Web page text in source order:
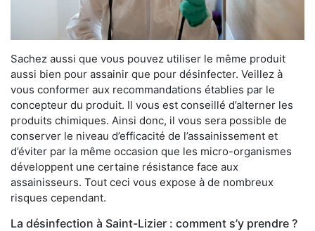
Sachez aussi que vous pouvez utiliser le même produit
aussi bien pour assainir que pour désinfecter. Veillez à
vous conformer aux recommandations établies par le
concepteur du produit. Il vous est conseillé d’alterner les
produits chimiques. Ainsi donc, il vous sera possible de
conserver le niveau d’efficacité de l’assainissement et
d’éviter par la même occasion que les micro-organismes
développent une certaine résistance face aux
assainisseurs. Tout ceci vous expose à de nombreux
risques cependant.
La désinfection à Saint-Lizier : comment s’y prendre ?